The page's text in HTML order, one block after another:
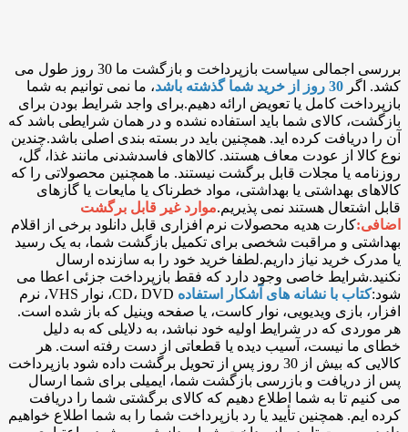
بررسی اجمالی سیاست بازپرداخت و بازگشت ما 30 روز طول می
کشد. اگر
، ما نمی توانیم به شما
بازپرداخت کامل یا تعویض ارائه دهیم.برای واجد شرایط بودن برای
بازگشت، کالای شما باید استفاده نشده و در همان شرایطی باشد که
آن را دریافت کرده اید. همچنین باید در بسته بندی اصلی باشد.چندین
نوع کالا از عودت معاف هستند. کالاهای فاسدشدنی مانند غذا، گل،
روزنامه یا مجلات قابل برگشت نیستند. ما همچنین محصولاتی را که
کالاهای بهداشتی یا بهداشتی، مواد خطرناک یا مایعات یا گازهای
قابل اشتعال هستند نمی پذیریم.موارد غیر قابل برگشت
اضافی:کارت هدیه محصولات نرم افزاری قابل دانلود برخی از اقلام
بهداشتی و مراقبت شخصی برای تکمیل بازگشت شما، به یک رسید
یا مدرک خرید نیاز داریم.لطفا خرید خود را به سازنده ارسال
نکنید.شرایط خاصی وجود دارد که فقط بازپرداخت جزئی اعطا می
شود:کتاب با نشانه های آشکار استفاده
CD، DVD، نوار VHS، نرم
افزار، بازی ویدیویی، نوار کاست، یا صفحه وینیل که باز شده است.
هر موردی که در شرایط اولیه خود نباشد، به دلایلی که به دلیل
خطای ما نیست، آسیب دیده یا قطعاتی از دست رفته است. هر
کالایی که بیش از 30 روز پس از تحویل برگشت داده شود بازپرداخت
پس از دریافت و بازرسی بازگشت شما، ایمیلی برای شما ارسال
می کنیم تا به شما اطلاع دهیم که کالای برگشتی شما را دریافت
کرده ایم. همچنین تأیید یا رد بازپرداخت شما را به شما اطلاع خواهیم